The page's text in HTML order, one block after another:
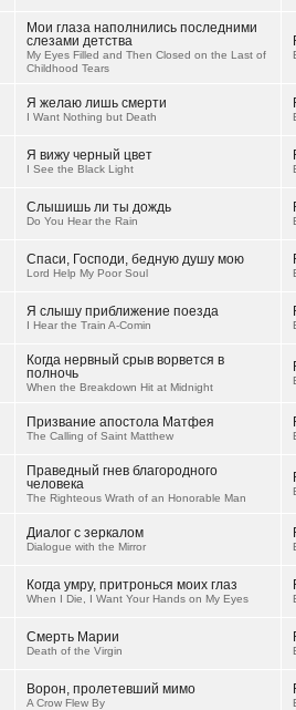
Мои глаза наполнились последними
слезами детства
My Eyes Filled and Then Closed on the Last of
Childhood Tears
Я желаю лишь смерти
I Want Nothing but Death
Я вижу черный цвет
I See the Black Light
Слышишь ли ты дождь
Do You Hear the Rain
Спаси, Господи, бедную душу мою
Lord Help My Poor Soul
Я слышу приближение поезда
I Hear the Train A-Comin
Когда нервный срыв ворвется в
полночь
When the Breakdown Hit at Midnight
Призвание апостола Матфея
The Calling of Saint Matthew
Праведный гнев благородного
человека
The Righteous Wrath of an Honorable Man
Диалог с зеркалом
Dialogue with the Mirror
Когда умру, притронься моих глаз
When I Die, I Want Your Hands on My Eyes
Смерть Марии
Death of the Virgin
Ворон, пролетевший мимо
A Crow Flew By